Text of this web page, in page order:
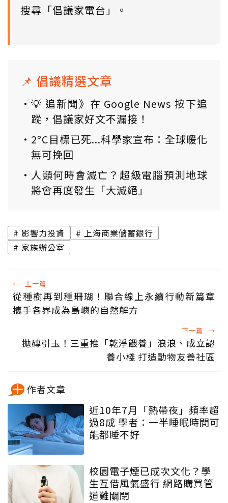
搜尋「倡議家電台」。
📌 倡議精選文章
💡 追新聞》在 Google News 按下追
蹤，倡議家好文不漏接！
2°C目標已死...科學家宣布：全球暖化
無可挽回
人類何時會滅亡？超級電腦預測地球
將會再度發生「大滅絕」
影響力投資
上海商業儲蓄銀行
家族辦公室
← 上一篇
從種樹再到種珊瑚！聯合線上永續行動新篇章
攜手各界成為島嶼的自然解方
下一篇 →
拋磚引玉！三重推「乾淨餵養」浪浪、成立認
養小棧 打造動物友善社區
作者文章
近10年7月「熱帶夜」頻率超
過8成 學者：一半睡眠時間可
能都睡不好
校園電子煙已成次文化？學
生互借風氣盛行 網路購買管
道難關閉